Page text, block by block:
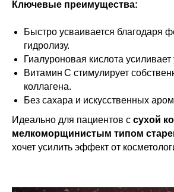
Ключевые преимущества:
Быстро усваивается благодаря
гидролизу.
Гиалуроновая кислота
Витамин С стимулирует
коллагена.
Без сахара и искусственных
Идеально для пациентов с сухой
мелкоморщинистым типом
хочет усилить эффект от